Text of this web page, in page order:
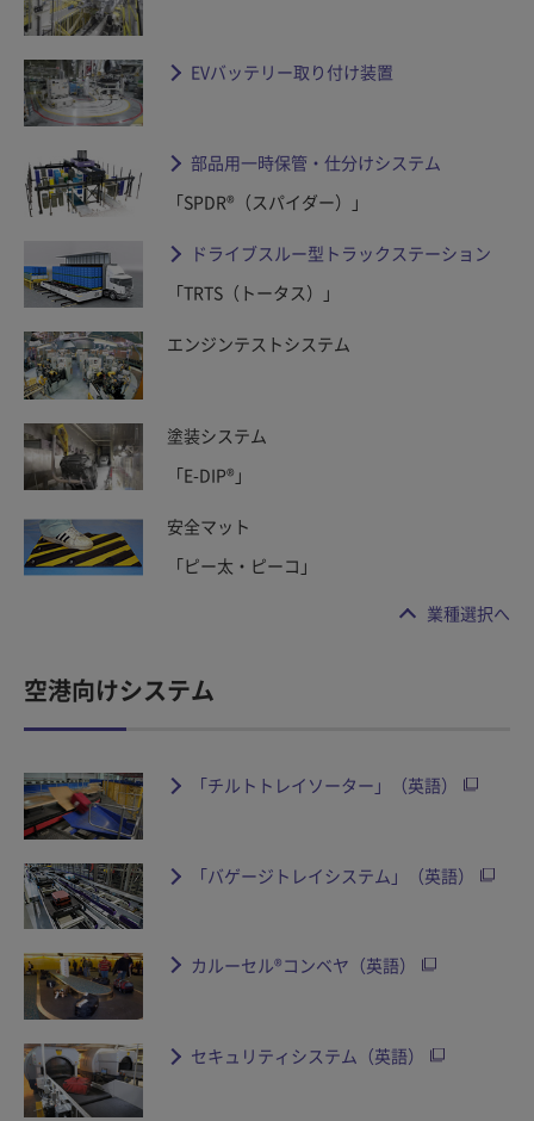
EVバッテリー取り付け装置
部品用一時保管・仕分けシステム
「SPDR®（スパイダー）」
ドライブスルー型トラックステーション
「TRTS（トータス）」
エンジンテストシステム
塗装システム
「E-DIP®」
安全マット
「ピー太・ピーコ」
業種選択へ
空港向けシステム
「チルトトレイソーター」（英語）
「バゲージトレイシステム」（英語）
カルーセル®コンベヤ（英語）
セキュリティシステム（英語）